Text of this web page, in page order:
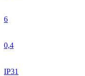
6
0,4
IP31